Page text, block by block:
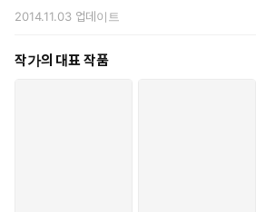
2014.11.03업데이트
작가의 대표 작품